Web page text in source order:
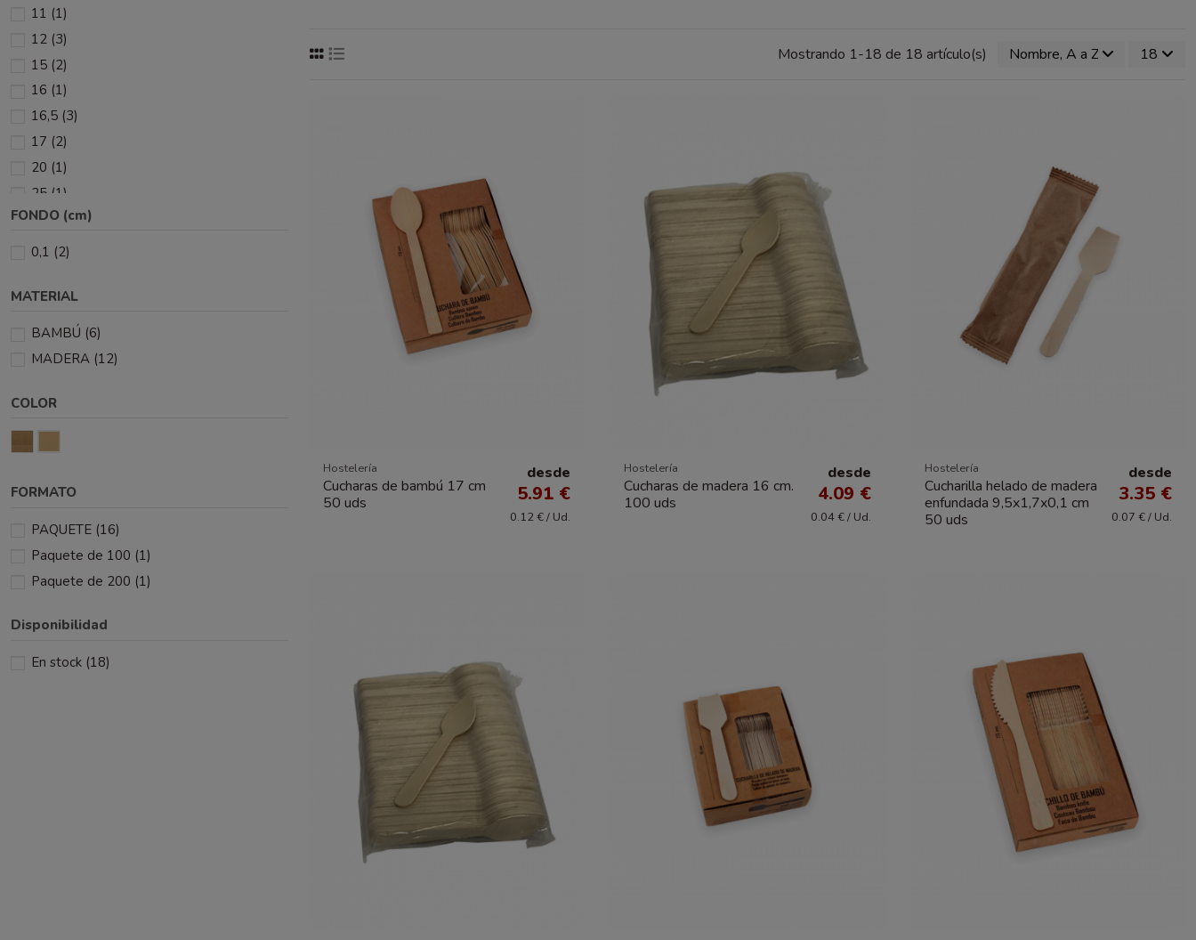
Mostrando 1-18 de 18 artículo(s) Nombre, A a Z 18
Hostelería
Cucharas de bambú 17 cm
50 uds
desde
5.91 €
0.12 € / Ud.
Hostelería
Cucharas de madera 16 cm.
100 uds
desde
4.09 €
0.04 € / Ud.
Hostelería
Cucharilla helado de madera
enfundada 9,5x1,7x0,1 cm
50 uds
desde
3.35 €
0.07 € / Ud.
11 (1)
12 (3)
15 (2)
16 (1)
16,5 (3)
17 (2)
20 (1)
25 (1)
FONDO (cm)
0,1 (2)
MATERIAL
BAMBÚ (6)
MADERA (12)
COLOR
FORMATO
PAQUETE (16)
Paquete de 100 (1)
Paquete de 200 (1)
Disponibilidad
En stock (18)